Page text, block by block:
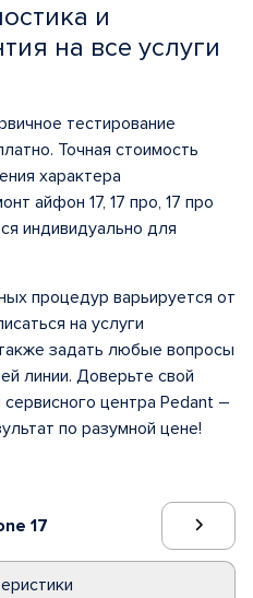
17
и
на все услуги
тестирование
Точная стоимость
характера
айфон 17, 17 про, 17 про
индивидуально для
процедур варьируется от
на услуги
задать любые вопросы
линии. Доверьте свой
центра Pedant –
по разумной цене!